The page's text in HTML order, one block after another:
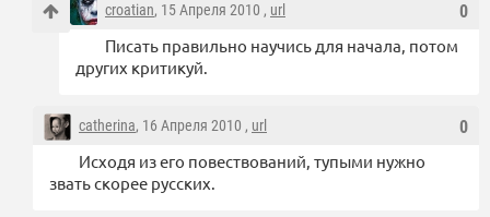
0
croatian, 15 Апреля 2010 , url
Писать правильно научись для начала, потом
других критикуй.
0
catherina, 16 Апреля 2010 , url
Исходя из его повествований, тупыми нужно
звать скорее русских.